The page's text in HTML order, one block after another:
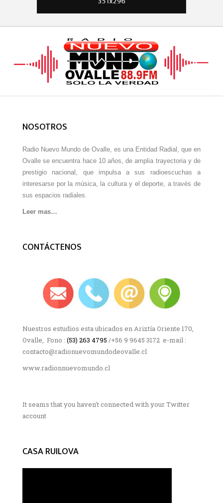
NOSOTROS
Radio Nuevo Mundo de Ovalle, es una Entidad Radial, que en
Ovalle se encuentra hace 10 años, de amplia trayectoria y de
prestigio nacional, que impulsa a sus radioescuchas a
interesarse por la música, la cultura y el deporte, a través de
sus espacios radiales.
Leer mas…
CONTÁCTENOS
Nuestros estudios esta ubicados en Ariztía Oriente 170,
Ovalle, Fono : (53) 263 4795 /+56 9 9645 3172 e-mail :
contacto@radionuevomundodeovalle.cl
www.radionnuevomundo.cl
It seams that you haven't connected with your Twitter
account
CASA RUILOVA